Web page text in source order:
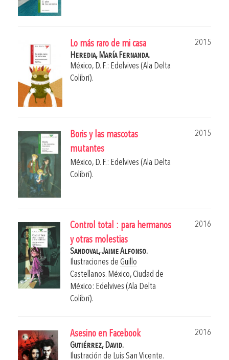
Lo más raro de mi casa
2015
Heredia, María Fernanda.
México, D. F.: Edelvives (Ala Delta
Colibrí).
Boris y las mascotas
mutantes
2015
México, D. F.: Edelvives (Ala Delta
Colibrí).
Control total : para hermanos
y otras molestias
2016
Sandoval, Jaime Alfonso.
Ilustraciones de Guillo
Castellanos. México, Ciudad de
México: Edelvives (Ala Delta
Colibrí).
Asesino en Facebook
2016
Gutiérrez, David.
Ilustración de Luis San Vicente.